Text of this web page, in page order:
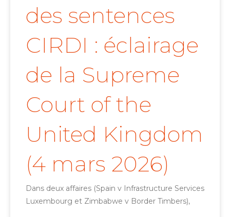
des sentences
CIRDI : éclairage
de la Supreme
Court of the
United Kingdom
(4 mars 2026)
Dans deux affaires (Spain v Infrastructure Services
Luxembourg et Zimbabwe v Border Timbers),